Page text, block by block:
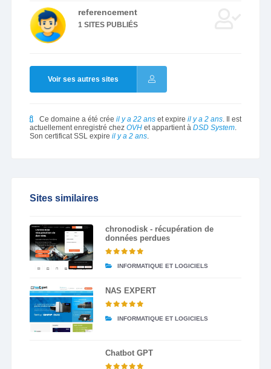
referencement
1 SITES PUBLIÉS
Voir ses autres sites
Ce domaine a été crée il y a 22 anset expire il y a 2 ans. Il est
actuellement enregistré chez OVHet appartient à DSD System.
Son certificat SSL expire il y a 2 ans.
Sites similaires
chronodisk - récupération de
données perdues
INFORMATIQUE ET LOGICIELS
NAS EXPERT
INFORMATIQUE ET LOGICIELS
Chatbot GPT